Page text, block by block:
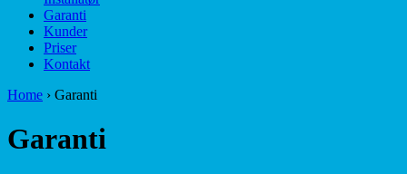
Garanti
Kunder
Priser
Kontakt
Home › Garanti
Garanti